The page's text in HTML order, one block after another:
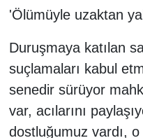
'Ölümüyle uzaktan
Duruşmaya katılan
suçlamaları kabul
senedir sürüyor
var, acılarını
dostluğumuz vardı, o